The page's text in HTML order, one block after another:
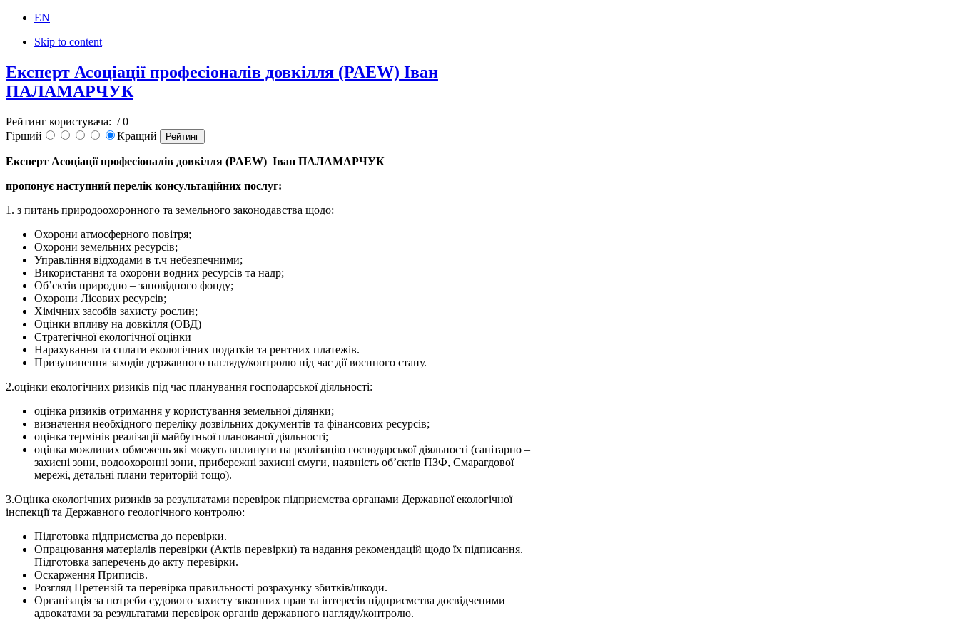
EN
Skip to content
Експерт Асоціації професіоналів довкілля (PAEW) Іван
ПАЛАМАРЧУК
Рейтинг користувача: / 0
Гірший
Кращий
Експерт Асоціації професіоналів довкілля (PAEW) Іван ПАЛАМАРЧУК
пропонує наступний перелік консультаційних послуг:
1. з питань природоохоронного та земельного законодавства щодо:
Охорони атмосферного повітря;
Охорони земельних ресурсів;
Управління відходами в т.ч небезпечними;
Використання та охорони водних ресурсів та надр;
Об’єктів природно – заповідного фонду;
Охорони Лісових ресурсів;
Хімічних засобів захисту рослин;
Оцінки впливу на довкілля (ОВД)
Стратегічної екологічної оцінки
Нарахування та сплати екологічних податків та рентних платежів.
Призупинення заходів державного нагляду/контролю під час дії воєнного стану.
2.оцінки екологічних ризиків під час планування господарської діяльності:
оцінка ризиків отримання у користування земельної ділянки;
визначення необхідного переліку дозвільних документів та фінансових ресурсів;
оцінка термінів реалізації майбутньої планованої діяльності;
оцінка можливих обмежень які можуть вплинути на реалізацію господарської діяльності (санітарно –
захисні зони, водоохоронні зони, прибережні захисні смуги, наявність об’єктів ПЗФ, Cмарагдової
мережі, детальні плани територій тощо).
3.Оцінка екологічних ризиків за результатами перевірок підприємства органами Державної екологічної
інспекції та Державного геологічного контролю:
Підготовка підприємства до перевірки.
Опрацювання матеріалів перевірки (Актів перевірки) та надання рекомендацій щодо їх підписання.
Підготовка заперечень до акту перевірки.
Оскарження Приписів.
Розгляд Претензій та перевірка правильності розрахунку збитків/шкоди.
Організація за потреби судового захисту законних прав та інтересів підприємства досвідченими
адвокатами за результатами перевірок органів державного нагляду/контролю.